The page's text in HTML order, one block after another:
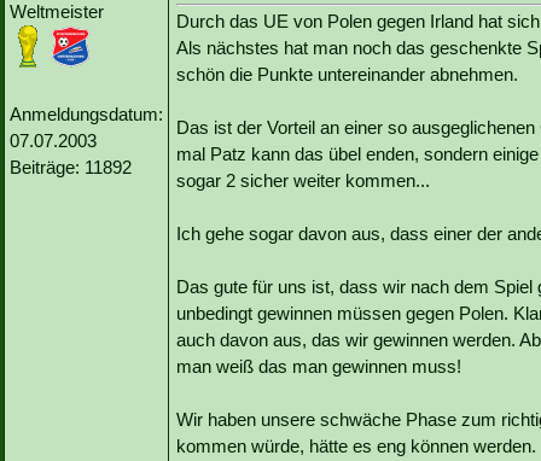
Weltmeister
Anmeldungsdatum:
07.07.2003
Beiträge: 11892
Durch das UE von Polen gegen Irland hat
Als nächstes hat man noch das geschenkte
schön die Punkte untereinander abnehmen.
Das ist der Vorteil an einer so
mal Patz kann das übel enden, sondern
sogar 2 sicher weiter kommen...
Ich gehe sogar davon aus, dass einer der
Das gute für uns ist, dass wir nach dem
unbedingt gewinnen müssen gegen Polen.
auch davon aus, das wir gewinnen werden.
man weiß das man gewinnen muss!
Wir haben unsere schwäche Phase zum
kommen würde, hätte es eng können